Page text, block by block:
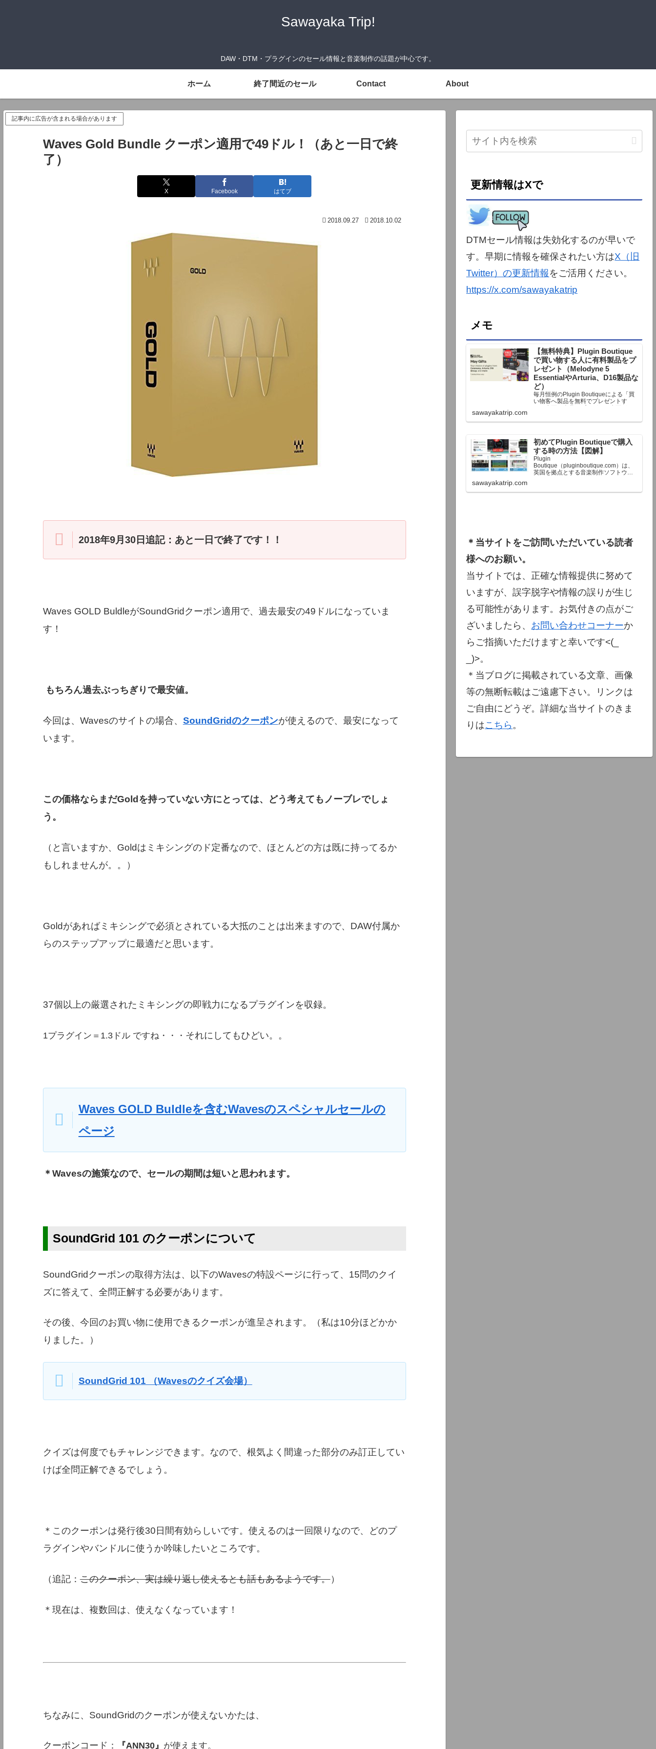
Sawayaka Trip!
DAW・DTM・プラグインのセール情報と音楽制作の話題が中心です。
ホーム 終了間近のセール Contact About
記事内に広告が含まれる場合があります
Waves Gold Bundle クーポン適用で49ドル！（あと一日で終
了）
X Facebook はてブ
2018.09.27 2018.10.02
2018年9月30日追記：あと一日で終了です！！
Waves GOLD BuldleがSoundGridクーポン適用で、過去最安の49ドルになっていま
す！
もちろん過去ぶっちぎりで最安値。
今回は、Wavesのサイトの場合、 SoundGridのクーポンが使えるので、最安になって
います。
この価格ならまだGoldを持っていない方にとっては、どう考えてもノーブレでしょ
う。
（と言いますか、Goldはミキシングのド定番なので、ほとんどの方は既に持ってるか
もしれませんが。。）
Goldがあればミキシングで必須とされている大抵のことは出来ますので、DAW付属か
らのステップアップに最適だと思います。
37個以上の厳選されたミキシングの即戦力になるプラグインを収録。
1プラグイン＝1.3ドル ですね・・・ それにしてもひどい。。
Waves GOLD Buldleを含むWavesのスペシャルセールの
ページ
＊Wavesの施策なので、セールの期間は短いと思われます。
SoundGrid 101 のクーポンについて
SoundGridクーポンの取得方法は、以下のWavesの特設ページに行って、15問のクイ
ズに答えて、全問正解する必要があります。
その後、今回のお買い物に使用できるクーポンが進呈されます。（私は10分ほどかか
りました。）
SoundGrid 101 （Wavesのクイズ会場）
クイズは何度でもチャレンジできます。なので、根気よく間違った部分のみ訂正してい
けば全問正解できるでしょう。
＊このクーポンは発行後30日間有効らしいです。使えるのは一回限りなので、どのプ
ラグインやバンドルに使うか吟味したいところです。
（追記：このクーポン、実は繰り返し使えるとも話もあるようです。）
＊現在は、複数回は、使えなくなっています！
ちなみに、SoundGridのクーポンが使えないかたは、
クーポンコード： 『ANN30』 が使えます。
更新情報はXで
DTMセール情報は失効化するのが早いで
す。早期に情報を確保されたい方はX（旧
Twitter）の更新情報をご活用ください。
https://x.com/sawayakatrip
メモ
【無料特典】Plugin Boutique
で買い物する人に有料製品をプ
レゼント（Melodyne 5
EssentialやArturia、D16製品な
ど）
毎月恒例のPlugin Boutiqueによる「買
い物客へ製品を無料でプレゼントす
る」企画。今月もプレゼント企画が用
定額以上のお金を出して何かを購入す
終了予定日：日本時間：6/1（月…
sawayakatrip.com
初めてPlugin Boutiqueで購入
する時の方法【図解】
Plugin
Boutique（pluginboutique.com）は、
英国を拠点とする音楽制作ソフトウェ
で、世界中のミュージシャンに利用さ
sawayakatrip.com
＊当サイトをご訪問いただいている読者
様へのお願い。
当サイトでは、正確な情報提供に努めて
いますが、誤字脱字や情報の誤りが生じ
る可能性があります。お気付きの点がご
ざいましたら、 お問い合わせコーナーか
らご指摘いただけますと幸いです<(_
_)>。
＊当ブログに掲載されている文章、画像
等の無断転載はご遠慮下さい。リンクは
ご自由にどうぞ。詳細な当サイトのきま
りはこちら 。